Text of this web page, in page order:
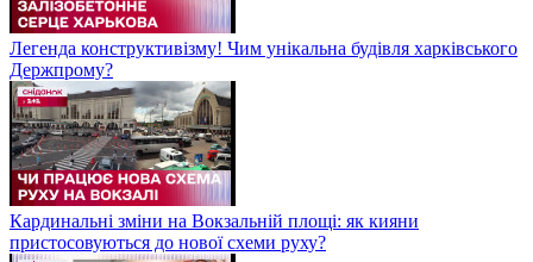
Легенда конструктивізму! Чим унікальна будівля харківського
Держпрому?
Кардинальні зміни на Вокзальній площі: як кияни
пристосовуються до нової схеми руху?